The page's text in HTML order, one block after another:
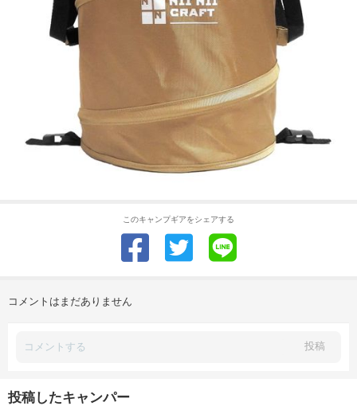
このキャンプギアをシェアする
コメントはまだありません
投稿
投稿したキャンパー